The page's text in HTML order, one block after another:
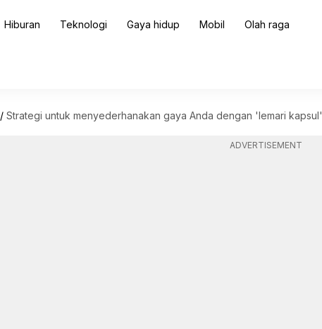
Hiburan Teknologi Gaya hidup Mobil Olah raga
/ Strategi untuk menyederhanakan gaya Anda dengan 'lemari kapsul'
ADVERTISEMENT